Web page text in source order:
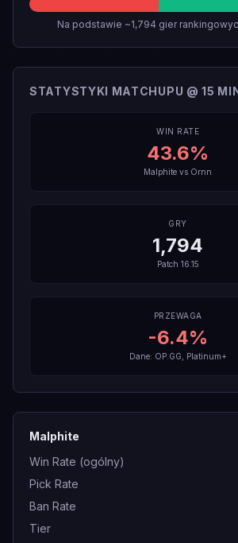
Na podstawie ~1,794 gier
STATYSTYKI MATCHUPU @ 15
WIN RATE
43.6%
Malphite vs Ornn
GRY
1,794
Patch 16.15
PRZEWAGA
-6.4%
Dane: OP.GG, Platinum+
Malphite
Win Rate (ogólny)
Pick Rate
Ban Rate
Tier